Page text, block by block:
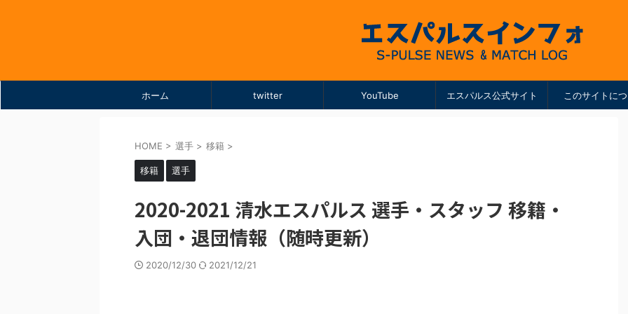
ホーム twitter YouTube エスパルス公式サイト このサイトに
HOME > 選手 > 移籍 >
移籍 選手
2020-2021 清水エスパルス 選手・スタッフ 移籍・
入団・退団情報（随時更新）
2020/12/30 2021/12/21